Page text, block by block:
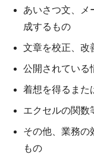
あいさつ文、メ
成するもの
文章を校正、改
公開されている
着想を得るまた
エクセルの関数
その他、業務の
もの